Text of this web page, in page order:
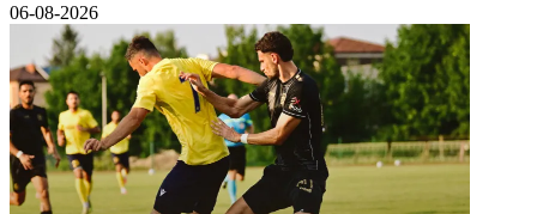
06-08-2026